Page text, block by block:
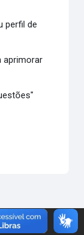
perfil de
aprimorar